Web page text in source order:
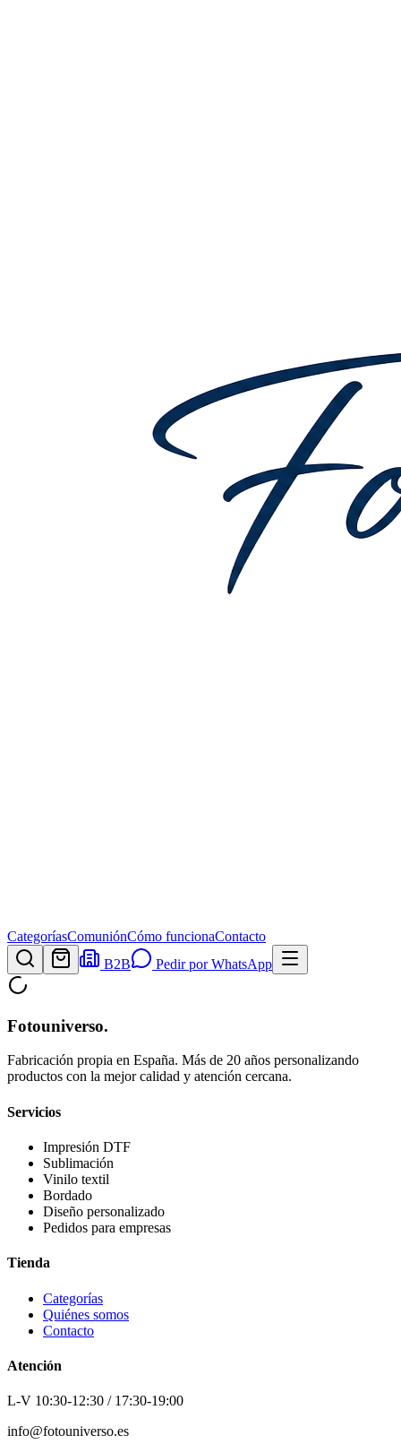
CategoríasComuniónCómo funcionaContacto
B2B
Pedir por WhatsApp
Fotouniverso.
Fabricación propia en España. Más de 20 años personalizando
productos con la mejor calidad y atención cercana.
Servicios
Impresión DTF
Sublimación
Vinilo textil
Bordado
Diseño personalizado
Pedidos para empresas
Tienda
Categorías
Quiénes somos
Contacto
Atención
L-V 10:30-12:30 / 17:30-19:00
info@fotouniverso.es